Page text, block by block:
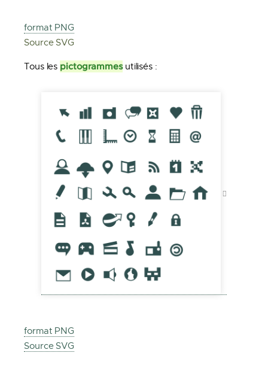
format PNG
Source SVG
Tous les pictogrammesutilisés :
format PNG
Source SVG